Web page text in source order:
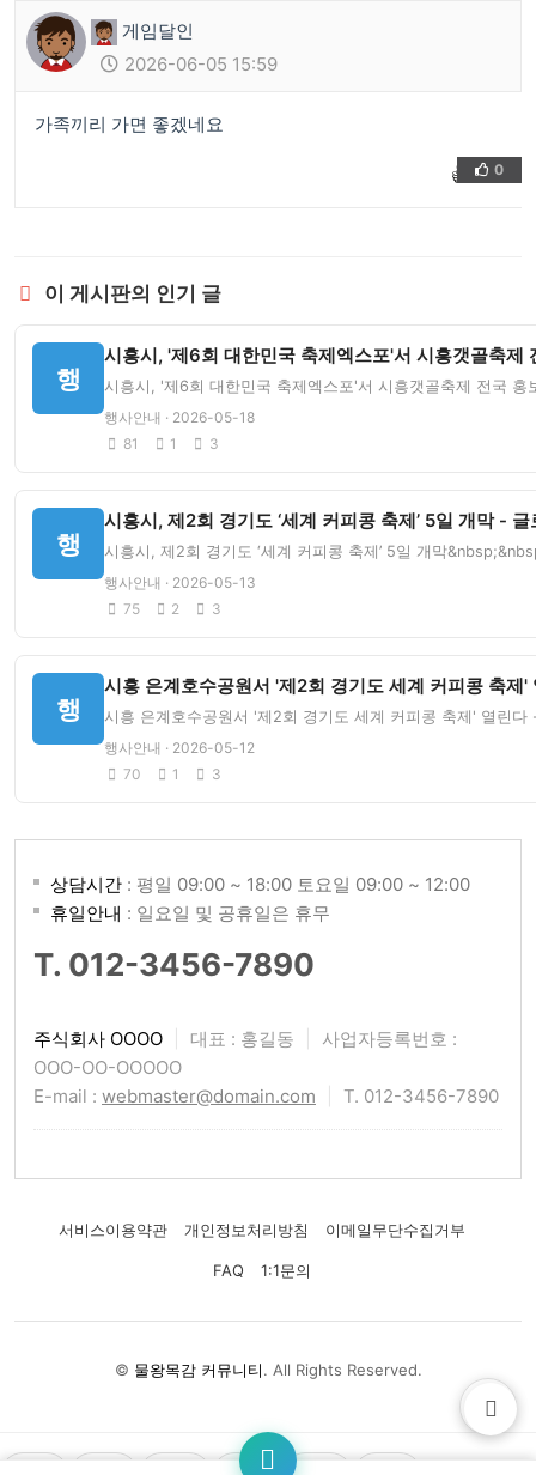
게임달인
2026-06-05 15:59
가족끼리 가면 좋겠네요
👍 ❤️
0
이 게시판의 인기 글
행
시흥시, '제6회 대한민국 축제엑스포'서 시흥갯골축제
시흥시, '제6회 대한민국 축제엑스포'서 시흥갯골축제 전국
행사안내 · 2026-05-18
81
1 3
행
시흥시, 제2회 경기도 ‘세계 커피콩 축제’ 5일 개막 -
시흥시, 제2회 경기도 ‘세계 커피콩 축제’ 5일 개막
행사안내 · 2026-05-13
75
2 3
행
시흥 은계호수공원서 '제2회 경기도 세계 커피콩 축제
시흥 은계호수공원서 '제2회 경기도 세계 커피콩 축제' 열린
행사안내 · 2026-05-12
70
1 3
상담시간 : 평일 09:00 ~ 18:00 토요일 09:00 ~ 12:00
휴일안내 : 일요일 및 공휴일은 휴무
T. 012-3456-7890
주식회사 OOOO 대표 : 홍길동
사업자등록번호 :
OOO-OO-OOOOO
E-mail : webmaster@domain.com T. 012-3456-7890
서비스이용약관 개인정보처리방침 이메일무단수집거부
FAQ 1:1문의
© 물왕목감 커뮤니티. All Rights Reserved.